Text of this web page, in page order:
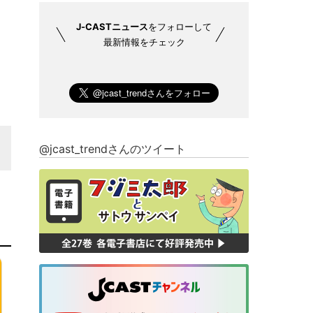
J-CASTニュースをフォローして
最新情報をチェック
@jcast_trendさんのツイート